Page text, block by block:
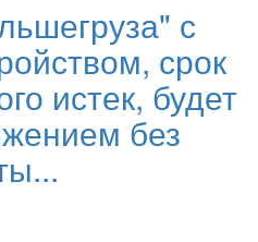
с
срок
истек, будет
без